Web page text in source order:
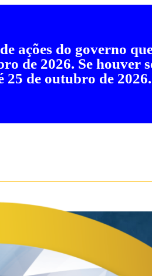
ações do governo
de 2026. Se houver
de outubro de 2026.